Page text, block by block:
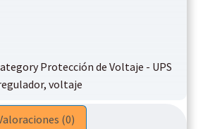
Protección de Voltaje - UPS
, voltaje
(0)